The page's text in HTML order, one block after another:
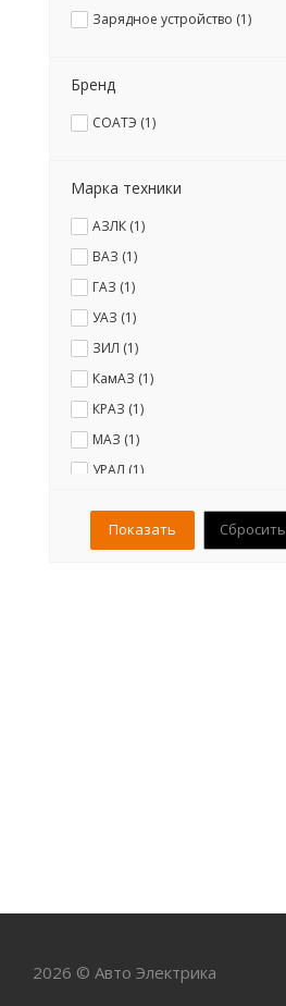
Зарядное устройство (1)
Бренд
СОАТЭ (1)
Марка техники
АЗЛК (1)
ВАЗ (1)
ГАЗ (1)
УАЗ (1)
ЗИЛ (1)
КамАЗ (1)
КРАЗ (1)
МАЗ (1)
УРАЛ (1)
КАВЗ (1)
Сбросить
2026 © Авто Электрика